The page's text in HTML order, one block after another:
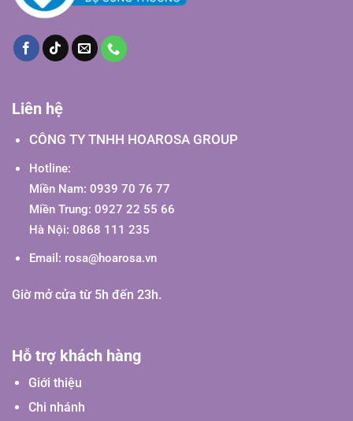
Liên hệ
CÔNG TY TNHH HOAROSA GROUP
Hotline:
Miền Nam: 0939 70 76 77
Miền Trung: 0927 22 55 66
Hà Nội: 0868 111 235
Email: rosa@hoarosa.vn
Giờ mở cửa từ 5h đến 23h.
Hỗ trợ khách hàng
Giới thiệu
Chi nhánh